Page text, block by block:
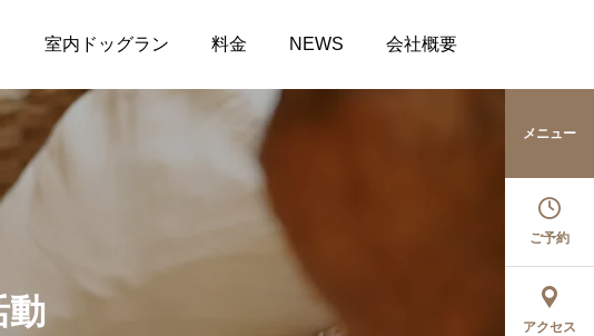
室内ドッグラン 料金 NEWS 会社概要
メニュー
ご予約
アクセス
動